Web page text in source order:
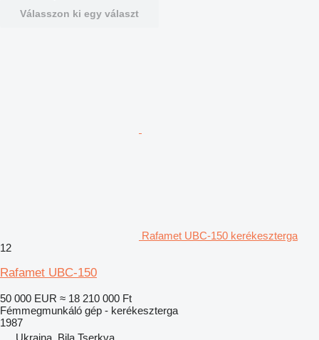
Válasszon ki egy választ
Rafamet UBC-150 kerékeszterga
12
Rafamet UBC-150
50 000 EUR ≈ 18 210 000 Ft
Fémmegmunkáló gép - kerékeszterga
1987
Ukrajna, Bila Tserkva